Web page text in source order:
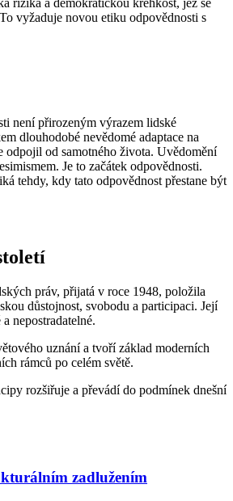
rizika a demokratickou křehkost, jež se
vyžaduje novou etiku odpovědnosti s
není přirozeným výrazem lidské
dlouhodobé nevědomé adaptace na
odpojil od samotného života. Uvědomění
Je to začátek odpovědnosti.
tehdy, kdy tato odpovědnost přestane být
práv, přijatá v roce 1948, položila
důstojnost, svobodu a participaci. Její
nepostradatelné.
uznání a tvoří základ moderních
rámců po celém světě.
rozšiřuje a převádí do podmínek dnešní
zadlužením